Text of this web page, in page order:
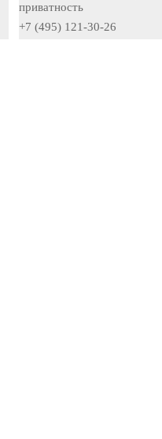
приватность
+7 (495) 121-30-26